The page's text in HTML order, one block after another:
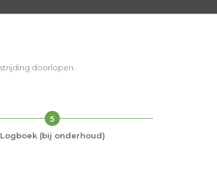
doorlopen.
5
Logboek (bij onderhoud)